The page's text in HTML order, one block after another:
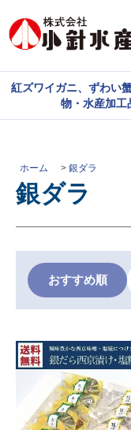
紅ズワイガニ、ずわい
物・水産加工
ホーム > 銀ダラ
銀ダラ
おすすめ順